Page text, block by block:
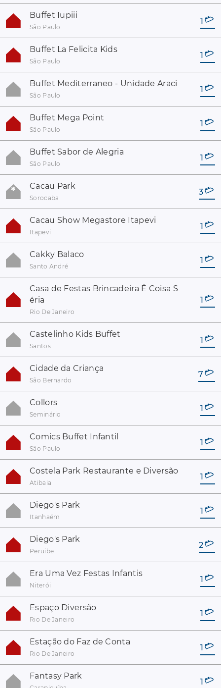
Buffet Iupiii
São Paulo
1
Buffet La Felicita Kids
São Paulo
1
Buffet Mediterraneo - Unidade Araci
São Paulo
1
Buffet Mega Point
São Paulo
1
Buffet Sabor de Alegria
São Paulo
1
Cacau Park
Sorocaba
3
Cacau Show Megastore Itapevi
Itapevi
1
Cakky Balaco
Santo André
1
Casa de Festas Brincadeira É Coisa S
éria
Rio De Janeiro
1
Castelinho Kids Buffet
Santos
1
Cidade da Criança
São Bernardo
7
Collors
Seminário
1
Comics Buffet Infantil
São Paulo
1
Costela Park Restaurante e Diversão
Atibaia
1
Diego's Park
Itanhaém
1
Diego's Park
Peruibe
2
Era Uma Vez Festas Infantis
Niterói
1
Espaço Diversão
Rio De Janeiro
1
Estação do Faz de Conta
Rio De Janeiro
1
Fantasy Park
1